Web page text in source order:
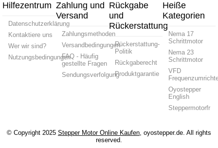
57 ×
U/min,
60 ×
mm
U/min,
60 ×
60
57
Hilfezentrum
Datenschutzerklärung
Kontaktiere uns
Wer wir sind?
Nutzungsbedingungen
Zahlung und
Versand
Zahlungsmethoden
Versandbedingungen
FAQ - Häufig
gestellte Fragen
Sendungsverfolgung
Rückgabe
und
Rückerstattung
Rückerstattung-
Politik
Rückgaberecht
Produktgarantie
Heiße
Kategorien
Nema 17
Schrittmotor
Nema 23
Schrittmotor
VFD
Oyostepper
English
Steppermotorfr
© Copyright 2025 Stepper Motor Online Kaufen, oyostepper.de. All rights
reserved.